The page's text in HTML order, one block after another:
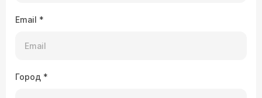
Email *
Город *